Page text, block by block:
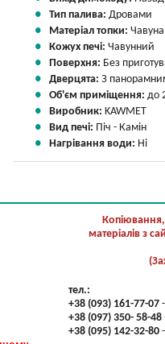
Тип палива: Дровами
Матеріал топки: Чавуна
Кожух печі: Чавунний
Поверхня: Без
Дверцята: З
Об'єм приміщення: до
Виробник: KAWMET
Вид печі: Піч - Камін
Нагрівання води: Ні
матеріалів з
тел.:
+38 (093) 161-77-07
+38 (097) 350- 58-48
+38 (095) 142-32-80